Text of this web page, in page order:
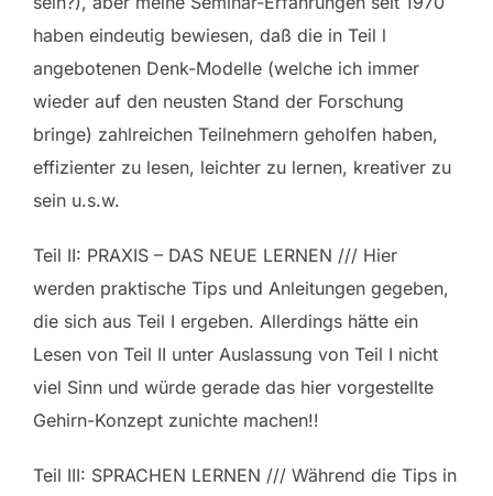
haben eindeutig bewiesen, daß die in Teil l
angebotenen Denk-Modelle (welche ich immer
wieder auf den neusten Stand der Forschung
bringe) zahlreichen Teilnehmern geholfen haben,
effizienter zu lesen, leichter zu lernen, kreativer zu
sein u.s.w.
Teil II: PRAXIS – DAS NEUE LERNEN /// Hier
werden praktische Tips und Anleitungen gegeben,
die sich aus Teil I ergeben. Allerdings hätte ein
Lesen von Teil II unter Auslassung von Teil I nicht
viel Sinn und würde gerade das hier vorgestellte
Gehirn-Konzept zunichte machen!!
Teil III: SPRACHEN LERNEN /// Während die Tips in